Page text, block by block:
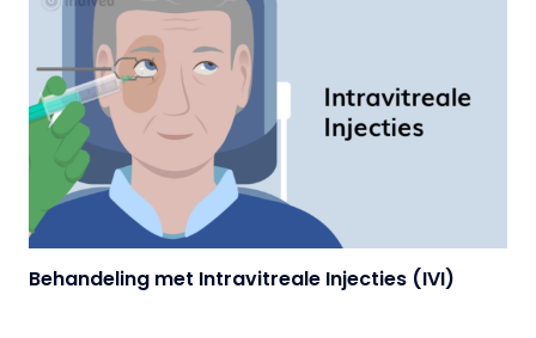
Behandeling met Intravitreale Injecties (IVI)